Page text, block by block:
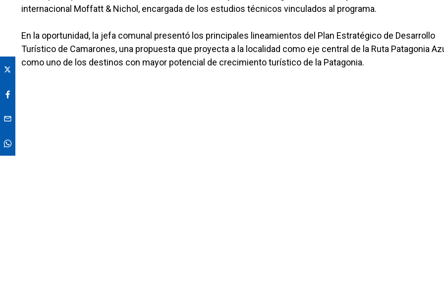
internacional Moffatt & Nichol, encargada de los estudios técnicos vinculados al programa.
En la oportunidad, la jefa comunal presentó los principales lineamientos del Plan Estratégico de Desarrollo
Turístico de Camarones, una propuesta que proyecta a la localidad como eje central de la Ruta Patagonia
como uno de los destinos con mayor potencial de crecimiento turístico de la Patagonia.